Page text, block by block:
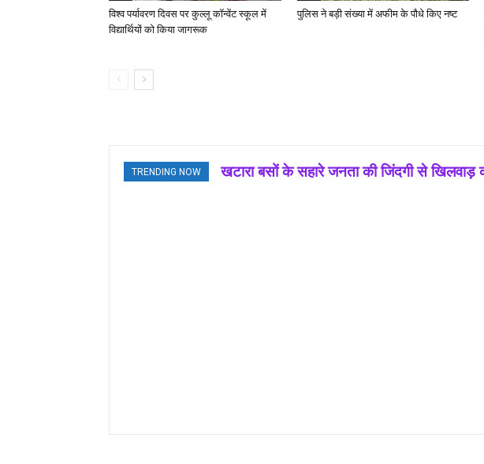
विश्व पर्यावरण दिवस पर कुल्लू कॉन्वेंट स्कूल में
विद्यार्थियों को किया जागरूक
पुलिस ने बड़ी संख्या में अफीम के पौधे किए नष्ट